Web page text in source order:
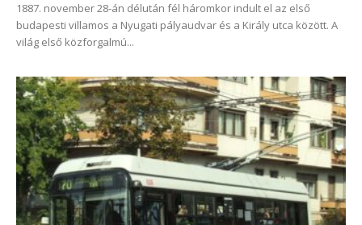
1887. november 28-án délután fél háromkor indult el az első
budapesti villamos a Nyugati pályaudvar és a Király utca között. A
világ első közforgalmú...